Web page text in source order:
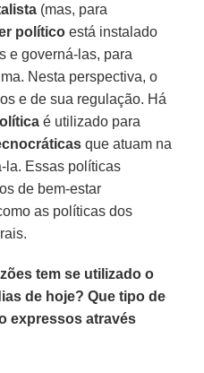
(mas, para
político está instalado
e governá-las, para
Nesta perspectiva, o
e de sua regulação. Há
é utilizado para
que atuam na
la. Essas políticas
de bem-estar
as políticas dos
tem se utilizado o
de hoje? Que tipo de
expressos através